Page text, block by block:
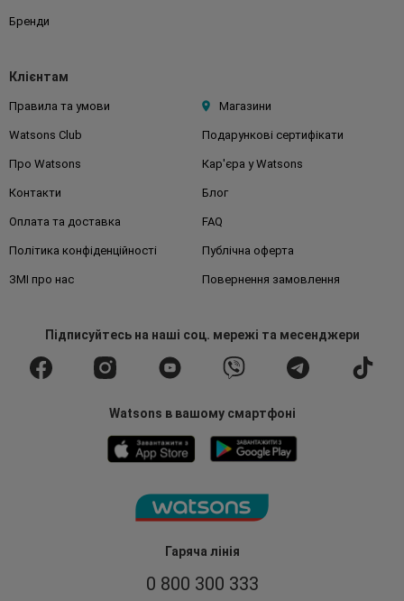
Гаряча лінія
0 800 300 333
Бренди
Клієнтам
Правила та умови Магазини
Watsons Club Подарункові сертифікати
Про Watsons Кар'єра у Watsons
Контакти Блог
Оплата та доставка FAQ
Політика конфіденційності Публічна оферта
ЗМІ про нас Повернення замовлення
Підписуйтесьна наші соц. мережі та месенджери
Watsons в вашому смартфоні